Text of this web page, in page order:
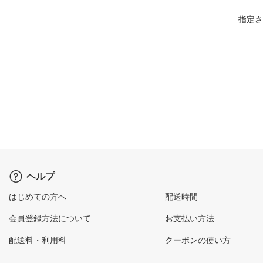
指定
ヘルプ
はじめての方へ
会員登録方法について
配送料・利用料
配送時間
お支払い方法
クーポンの使い方